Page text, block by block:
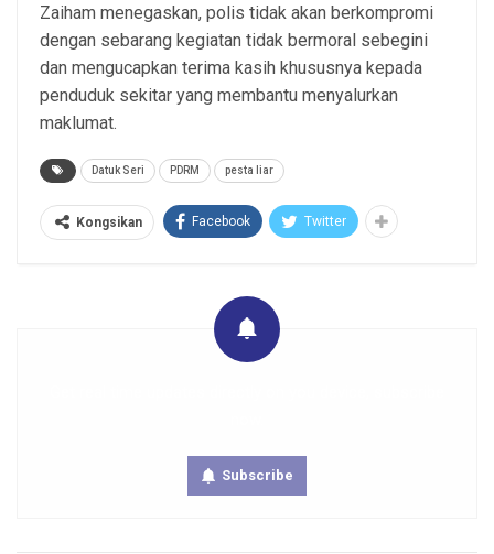
Zaiham menegaskan, polis tidak akan berkompromi
dengan sebarang kegiatan tidak bermoral sebegini
dan mengucapkan terima kasih khususnya kepada
penduduk sekitar yang membantu menyalurkan
maklumat.
Datuk Seri PDRM pesta liar
Kongsikan Facebook Twitter
Subscribe